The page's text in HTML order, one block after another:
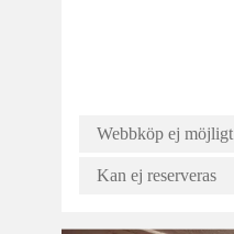
Webbköp ej möjligt
Kan ej reserveras